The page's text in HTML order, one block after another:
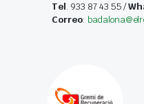
Tel. 933 87 43 55 /
Correo: